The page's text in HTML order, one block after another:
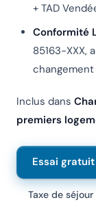
+ TAD
Conformité
85163-XXX,
changement
Inclus dans
premiers
Essai
Taxe de